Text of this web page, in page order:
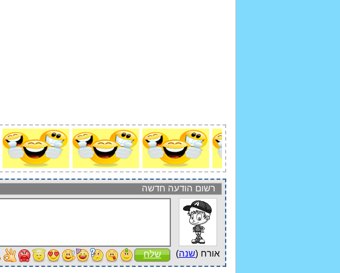
רשום הודעה חדשה
אורח (שנה) שלח